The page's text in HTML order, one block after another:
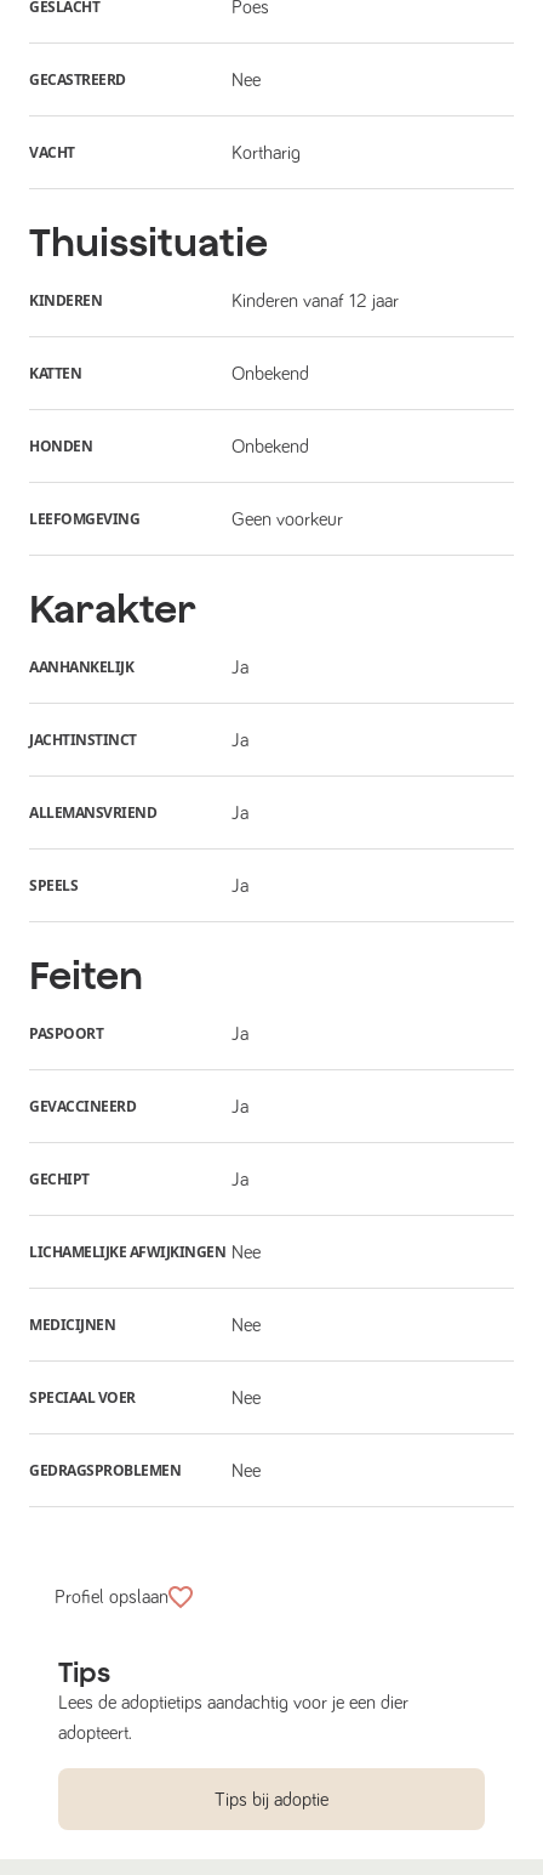
GESLACHT Poes
GECASTREERD Nee
VACHT Kortharig
Thuissituatie
KINDEREN Kinderen vanaf 12 jaar
KATTEN Onbekend
HONDEN Onbekend
LEEFOMGEVING Geen voorkeur
Karakter
AANHANKELIJK Ja
JACHTINSTINCT Ja
ALLEMANSVRIEND Ja
SPEELS Ja
Feiten
PASPOORT Ja
GEVACCINEERD Ja
GECHIPT Ja
LICHAMELIJKE AFWIJKINGEN Nee
MEDICIJNEN Nee
SPECIAAL VOER Nee
GEDRAGSPROBLEMEN Nee
Profiel opslaan
Tips
Lees de adoptietips aandachtig voor je een dier
adopteert.
Tips bij adoptie